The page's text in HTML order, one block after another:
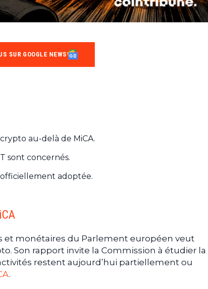
SUR GOOGLE NEWS
au-delà de MiCA.
sont concernés.
adoptée.
et monétaires du Parlement européen veut
Son rapport invite la Commission à étudier la
restent aujourd’hui partiellement ou
.